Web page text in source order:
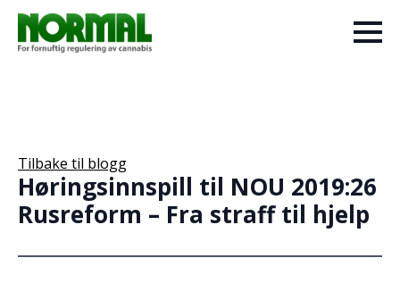
Tilbake til blogg
Høringsinnspill til NOU 2019:26
Rusreform – Fra straff til hjelp